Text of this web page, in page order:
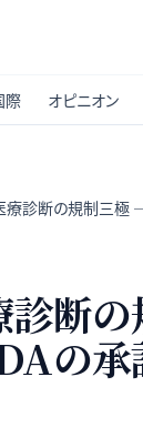
際 オピニオン
療診断の規制三極 —
断
の承